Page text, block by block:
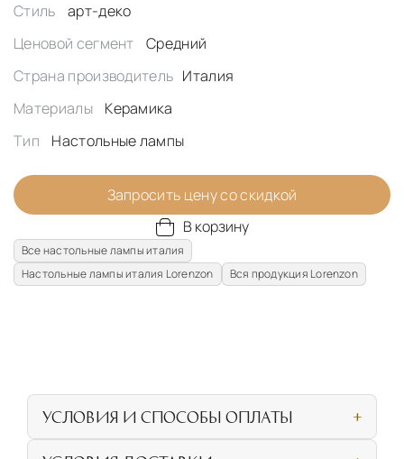
Стиль
арт-деко
Ценовой сегмент
Средний
Страна производитель Италия
Материалы
Керамика
Тип
Настольные лампы
Запросить цену со скидкой
В корзину
Все настольные лампы италия
Настольные лампы италия Lorenzon
Вся продукция Lorenzon
УСЛОВИЯ И СПОСОБЫ ОПЛАТЫ